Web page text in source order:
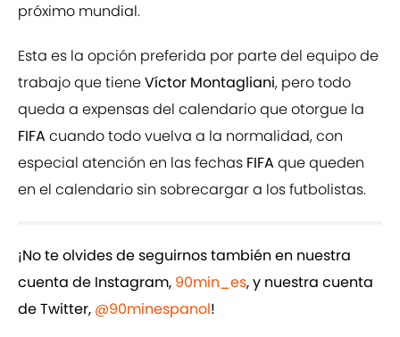
próximo mundial.
Esta es la opción preferida por parte del equipo de
trabajo que tieneVíctor Montagliani, pero todo
queda a expensas del calendario que otorgue la
FIFA cuando todo vuelva a la normalidad, con
especial atención en las fechas FIFA que queden
en el calendario sin sobrecargar a los futbolistas.
¡No te olvides de seguirnos también en nuestra
cuenta de Instagram, 90min_es, y nuestra cuenta
de Twitter, @90minespanol!